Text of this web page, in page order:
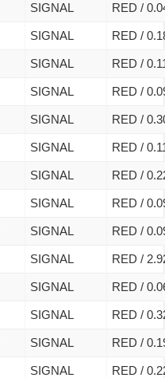
SIGNAL RED /
SIGNAL RED /
SIGNAL RED /
SIGNAL RED /
SIGNAL RED /
SIGNAL RED /
SIGNAL RED /
SIGNAL RED /
SIGNAL RED /
SIGNAL RED /
SIGNAL RED /
SIGNAL RED /
SIGNAL RED /
SIGNAL RED /